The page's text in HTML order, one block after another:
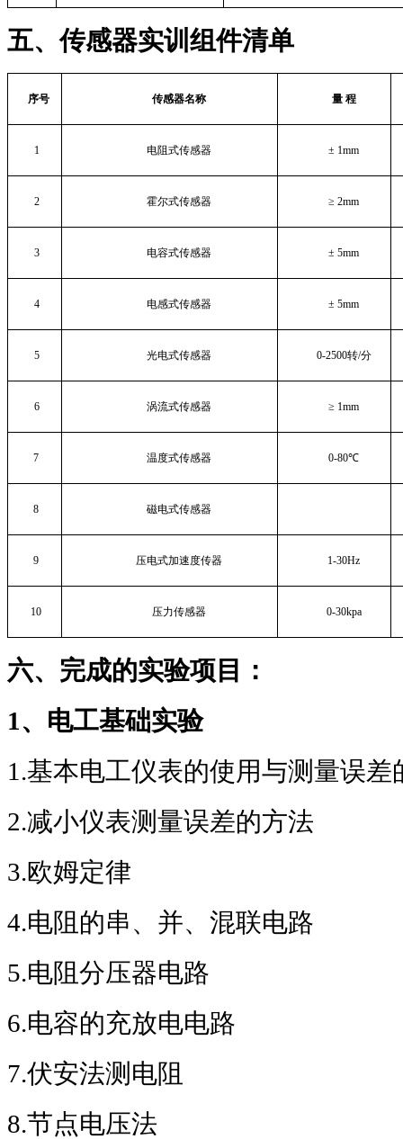
五、传感器实训组件清单
序号 传感器名称 量 程
1 电阻式传感器 ± 1mm
2 霍尔式传感器 ≥ 2mm
3 电容式传感器 ± 5mm
4 电感式传感器 ± 5mm
5 光电式传感器 0-2500转/分
6 涡流式传感器 ≥ 1mm
7 温度式传感器 0-80℃
8 磁电式传感器
9 压电式加速度传器 1-30Hz
10 压力传感器 0-30kpa
六、完成的实验项目：
1、电工基础实验
1.基本电工仪表的使用与测量误差
2.减小仪表测量误差的方法
3.欧姆定律
4.电阻的串、并、混联电路
5.电阻分压器电路
6.电容的充放电电路
7.伏安法测电阻
8.节点电压法